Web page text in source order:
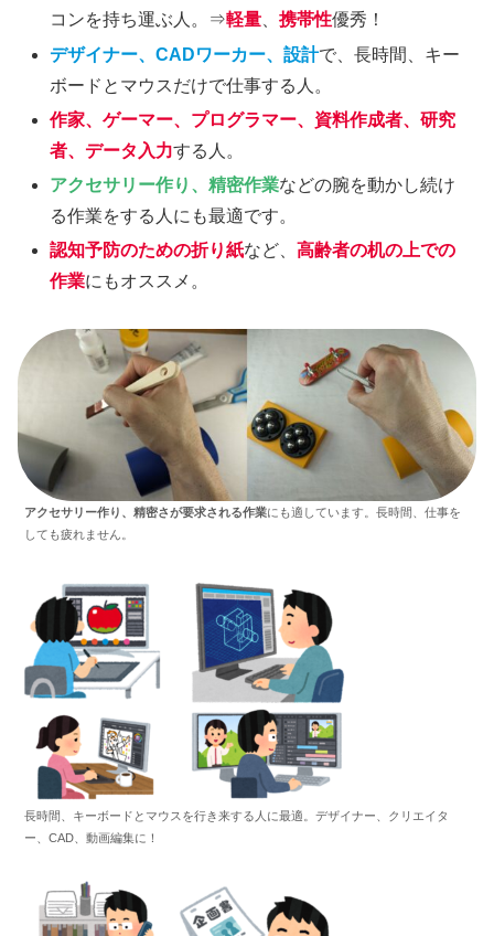
コンを持ち運ぶ人。⇒軽量 、携帯性優秀！
デザイナー、CADワーカー、設計で、長時間、キー
ボードとマウスだけで仕事する人。
作家、ゲーマー、プログラマー、資料作成者、研究
者、データ入力する人。
アクセサリー作り、精密作業などの腕を動かし続け
る作業をする人にも最適です。
認知予防のための折り紙など、高齢者の机の上での
作業にもオススメ。
アクセサリー作り、精密さが要求される作業にも適しています。長時間、仕事を
しても疲れません。
長時間、キーボードとマウスを行き来する人に最適。デザイナー、クリエイタ
ー、CAD、動画編集に！